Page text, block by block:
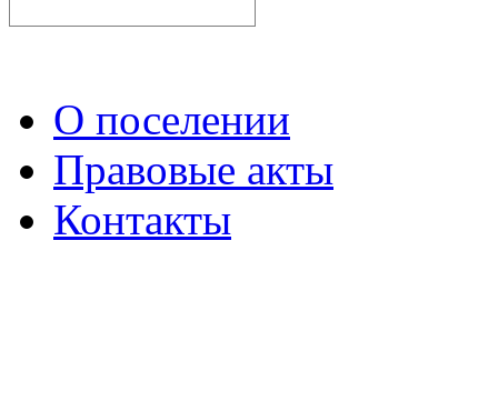
О поселении
Правовые акты
Контакты